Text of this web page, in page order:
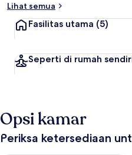
Lihat semua
Fasilitas utama (5)
Seperti di rumah
Opsi kamar
Periksa ketersediaan